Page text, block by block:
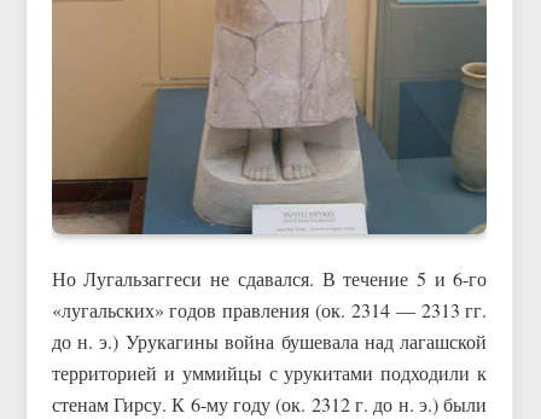
Но Лугальзаггеси не сдавался. В течение 5 и 6-го
«лугальских» годов правления (ок. 2314 — 2313 гг.
до н. э.) Урукагины война бушевала над лагашской
территорией и уммийцы с урукитами подходили к
стенам Гирсу. К 6-му году (ок. 2312 г. до н. э.) были